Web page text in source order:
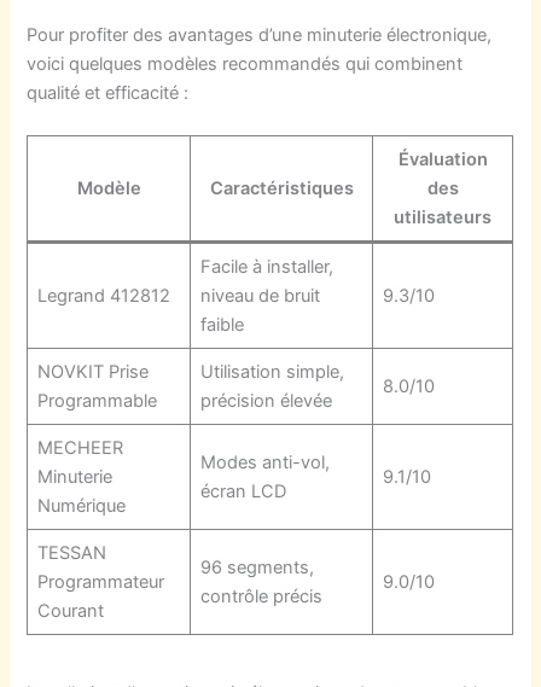
Pour profiter des avantages d’une minuterie électronique,
voici quelques modèles recommandés qui combinent
qualité et efficacité :
Modèle Caractéristiques
Évaluation
des
utilisateurs
Legrand 412812
Facile à installer,
niveau de bruit
faible
9.3/10
NOVKIT Prise
Programmable
Utilisation simple,
précision élevée
8.0/10
MECHEER
Minuterie
Numérique
Modes anti-vol,
écran LCD
9.1/10
TESSAN
Programmateur
Courant
96 segments,
contrôle précis
9.0/10